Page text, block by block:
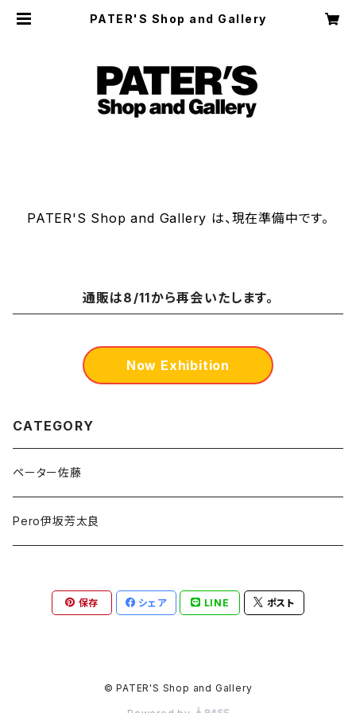
PATER'S Shop and Gallery
PATER'S Shop and Gallery は、現在準備中です。
通販は8/11から再会いたします。
Now Exhibition
CATEGORY
ペーター佐藤
Pero伊坂芳太良
保存 シェア LINE ポスト
© PATER'S Shop and Gallery